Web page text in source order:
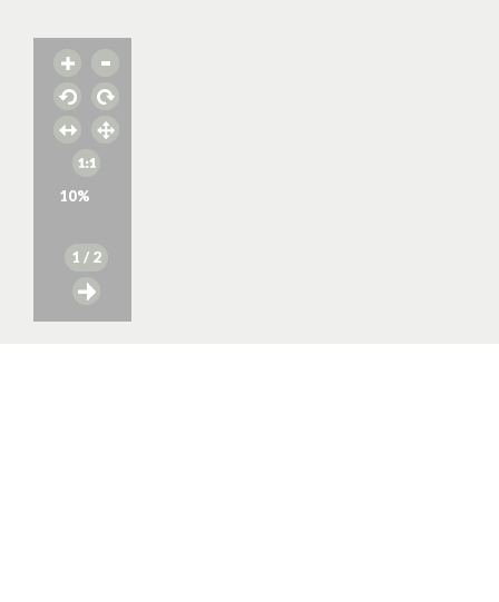
10%
1 / 2